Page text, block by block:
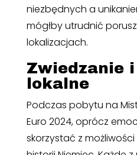
niezbędnych a
mógłby utrudnić
lokalizacjach.
Zwiedzanie
lokalne
Podczas pobytu na
Euro 2024, oprócz
skorzystać z